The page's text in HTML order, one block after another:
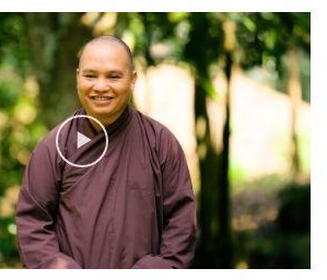
PHẬT SỰ TẢN VIÊN
ĐẶT HÌNH NỀN ĐIỆN THOẠI CHƯ PHẬT
BỒ TÁT CÓ NÊN HAY KHÔNG?
PHẬT SỰ TẢN VIÊN
BỐ MẸ CON KHÔNG CHO QUY Y TAM
BẢO, CON PHẢI LÀM SAO Ạ
PHẬT SỰ TẢN VIÊN